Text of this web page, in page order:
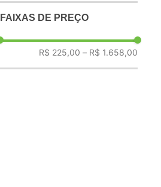
Rodas
Hidráulico
Ferramentas
Paralamas
Indicadores
FAIXAS DE PREÇO
R$ 225,00 – R$ 1.658,00